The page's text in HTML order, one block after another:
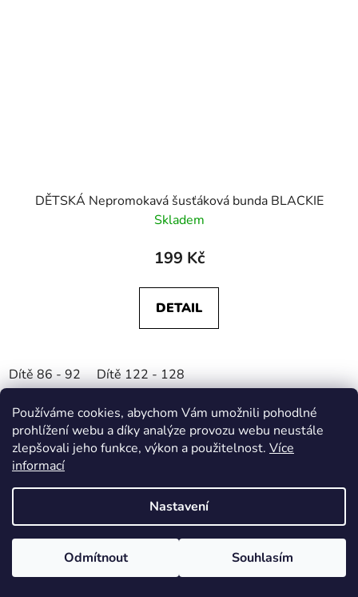
Používáme cookies, abychom Vám umožnili pohodlné
prohlížení webu a díky analýze provozu webu neustále
zlepšovali jeho funkce, výkon a použitelnost. Více
informací
Nastavení
Odmítnout Souhlasím
DĚTSKÁ Nepromokavá šusťáková bunda BLACKIE
Skladem
199 Kč
DETAIL
Dítě 86 - 92 Dítě 122 - 128